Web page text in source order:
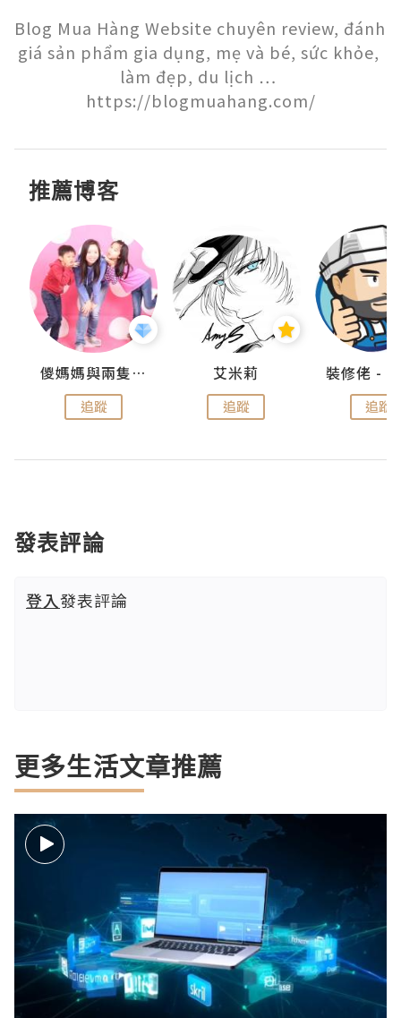
Blog Mua Hàng Website chuyên review, đánh
giá sản phẩm gia dụng, mẹ và bé, sức khỏe,
làm đẹp, du lịch …
https://blogmuahang.com/
推薦博客
儍媽媽與兩隻小魔怪之家
追蹤
艾米莉
追蹤 追蹤
發表評論
登入發表評論
更多生活文章推薦